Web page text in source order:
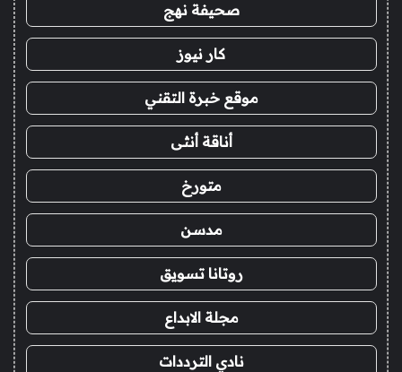
صحيفة نهج
كار نيوز
موقع خبرة التقني
أناقة أنثى
متورخ
مدسن
روتانا تسويق
مجلة الابداع
نادي الترددات